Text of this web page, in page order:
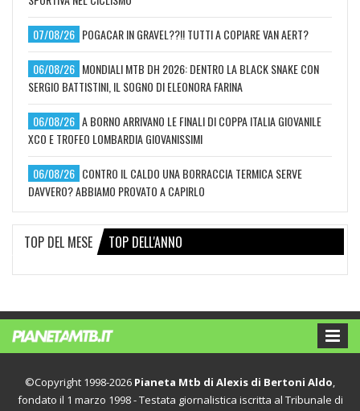
07/08/26 POGACAR IN GRAVEL??!! TUTTI A COPIARE VAN AERT?
06/08/26 MONDIALI MTB DH 2026: DENTRO LA BLACK SNAKE CON
SERGIO BATTISTINI, IL SOGNO DI ELEONORA FARINA
06/08/26 A BORNO ARRIVANO LE FINALI DI COPPA ITALIA GIOVANILE
XCO E TROFEO LOMBARDIA GIOVANISSIMI
06/08/26 CONTRO IL CALDO UNA BORRACCIA TERMICA SERVE
DAVVERO? ABBIAMO PROVATO A CAPIRLO
TOP DEL MESE TOP DELL'ANNO
©Copyright 1998-2026 Pianeta Mtb di Alexis di Bertoni Aldo
fondato il 1 marzo 1998 - Testata giornalistica iscritta al Tribunale di